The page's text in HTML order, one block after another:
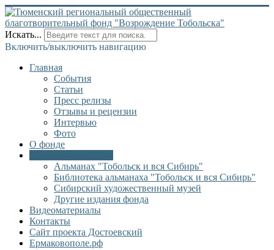
Искать...
Включить/выключить навигацию
Главная
События
Статьи
Пресс релизы
Отзывы и рецензии
Интервью
Фото
О фонде
Альманах "Тобольск и вся Сибирь"
Библиотека альманаха "Тобольск и вся Сибирь"
Сибирский художественный музей
Другие издания фонда
Видеоматериалы
Контакты
Сайт проекта Достоевский
Ермаковополе.рф